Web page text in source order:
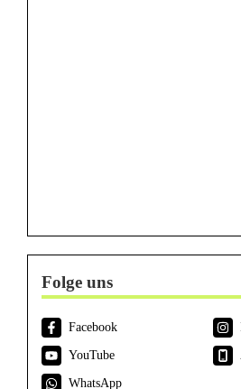
Folge uns
Facebook
YouTube
WhatsApp